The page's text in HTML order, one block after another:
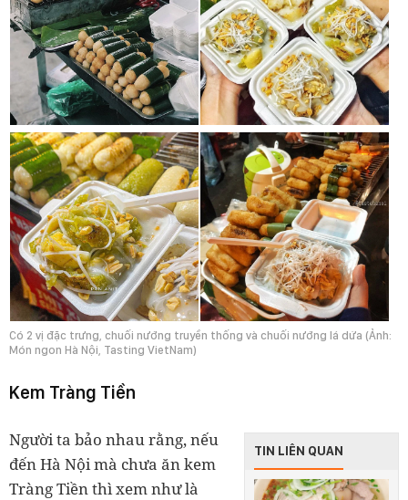
Có 2 vị đặc trưng, chuối nướng truyền thống và chuối nướng lá dứa (Ảnh:
Món ngon Hà Nội, Tasting VietNam)
Kem Tràng Tiền
TIN LIÊN QUAN
Người ta bảo nhau rằng, nếu
đến Hà Nội mà chưa ăn kem
Tràng Tiền thì xem như là